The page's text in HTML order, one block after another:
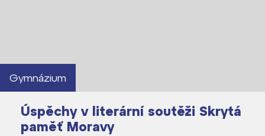
Gymnázium
Úspěchy v literární soutěži Skrytá
paměť Moravy